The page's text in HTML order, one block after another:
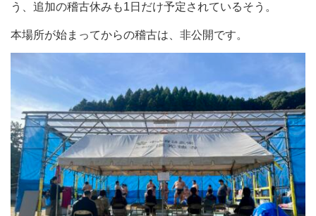
う、追加の稽古休みも1日だけ予定されているそう。
本場所が始まってからの稽古は、非公開です。